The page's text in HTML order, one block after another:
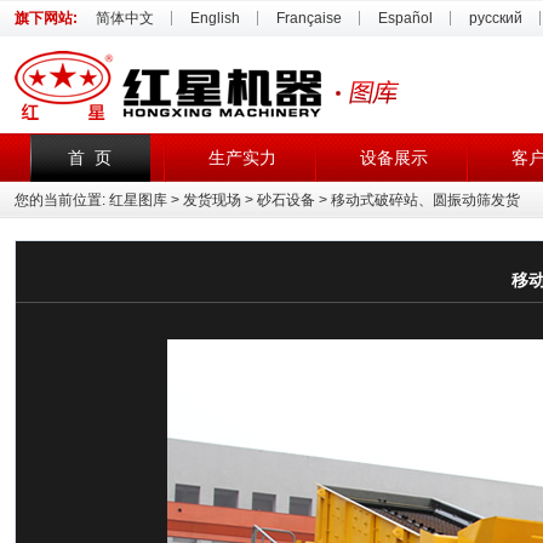
旗下网站: 简体中文 English Française Español русский
首 页 生产实力 设备展示 客
您的当前位置: 红星图库 > 发货现场 > 砂石设备 > 移动式破碎站、圆振动筛发货
移